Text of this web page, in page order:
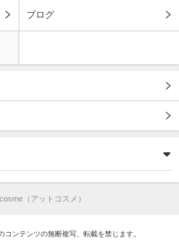
ブログ
（アットコスメ）
ンテンツの無断複写、転載を禁じます。